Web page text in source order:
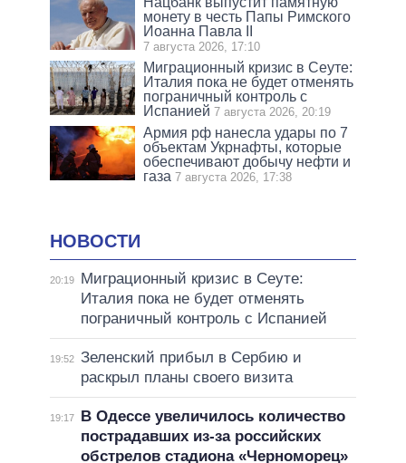
монету в честь Папы Римского
Иоанна Павла II
7 августа 2026, 17:10
Миграционный кризис в Сеуте:
Италия пока не будет отменять
пограничный контроль с
Испанией 7 августа 2026, 20:19
Армия рф нанесла удары по 7
объектам Укрнафты, которые
обеспечивают добычу нефти и
газа 7 августа 2026, 17:38
НОВОСТИ
20:19
Миграционный кризис в Сеуте:
Италия пока не будет отменять
пограничный контроль с Испанией
19:52 Зеленский прибыл в Сербию и
раскрыл планы своего визита
19:17
В Одессе увеличилось количество
пострадавших из-за российских
обстрелов стадиона «Черноморец»